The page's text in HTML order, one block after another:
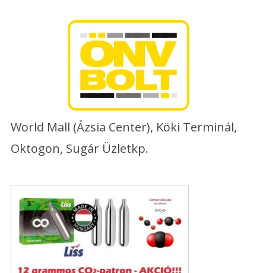
World Mall (Ázsia Center), Köki Terminál,
Oktogon, Sugár Üzletkp.